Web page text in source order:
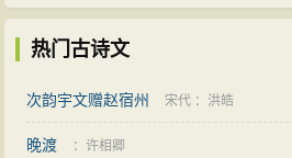
热门古诗文
次韵宇文赠赵宿州 宋代 ： 洪皓
晚渡 ：许相卿